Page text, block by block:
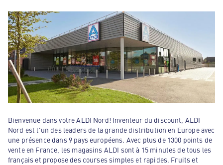
Bienvenue dans votre ALDI Nord! Inventeur du discount, ALDI
Nord est l'un des leaders de la grande distribution en Europe avec
une présence dans 9 pays européens. Avec plus de 1300 points de
vente en France, les magasins ALDI sont à 15 minutes de tous les
français et propose des courses simples et rapides. Fruits et